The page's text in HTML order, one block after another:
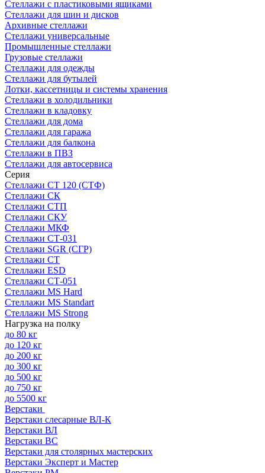
Стеллажи с пластиковыми ящиками
Стеллажи для шин и дисков
Архивные стеллажи
Стеллажи универсальные
Промышленные стеллажи
Грузовые стеллажи
Стеллажи для одежды
Стеллажи для бутылей
Лотки, кассетницы и системы хранения
Стеллажи в холодильники
Стеллажи в кладовку
Стеллажи для дома
Стеллажи для гаража
Стеллажи для балкона
Стеллажи в ПВЗ
Стеллажи для автосервиса
Серия
Стеллажи СТ 120 (СТФ)
Стеллажи СК
Стеллажи СТП
Стеллажи СКУ
Стеллажи МКФ
Стеллажи СТ-031
Стеллажи SGR (СГР)
Стеллажи СТ
Стеллажи ESD
Стеллажи СТ-051
Стеллажи MS Hard
Стеллажи MS Standart
Стеллажи MS Strong
Нагрузка на полку
до 80 кг
до 120 кг
до 200 кг
до 300 кг
до 500 кг
до 750 кг
до 5500 кг
Верстаки
Верстаки слесарные ВЛ-К
Верстаки ВЛ
Верстаки ВС
Верстаки для столярных мастерских
Верстаки Эксперт и Мастер